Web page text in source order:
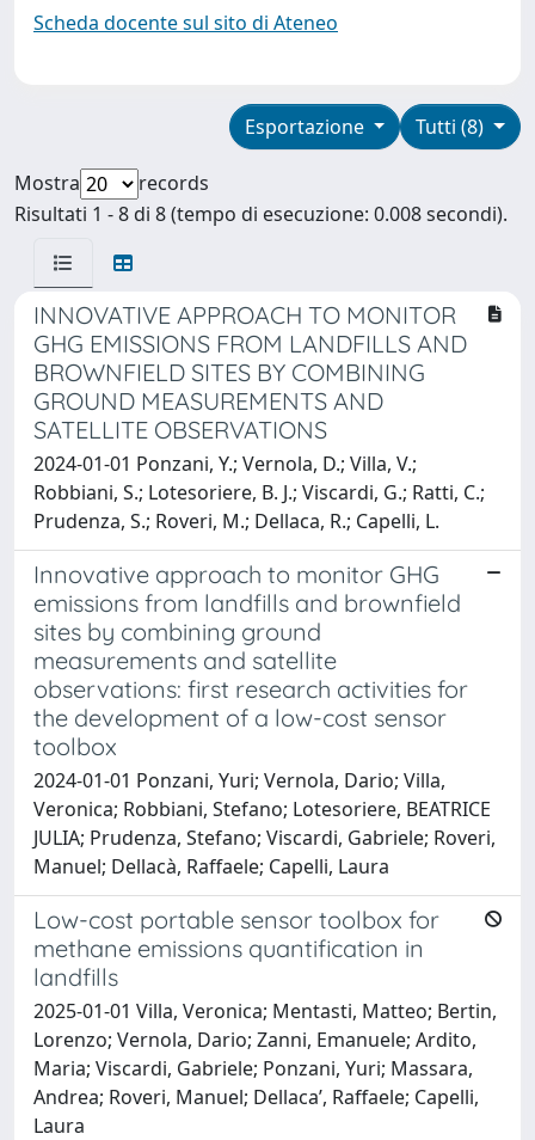
Scheda docente sul sito di Ateneo
Tutti (8)
Esportazione
Mostra
records
Risultati 1 - 8 di 8 (tempo di esecuzione: 0.008 secondi).
INNOVATIVE APPROACH TO MONITOR
GHG EMISSIONS FROM LANDFILLS AND
BROWNFIELD SITES BY COMBINING
GROUND MEASUREMENTS AND
SATELLITE OBSERVATIONS
2024-01-01 Ponzani, Y.; Vernola, D.; Villa, V.;
Robbiani, S.; Lotesoriere, B. J.; Viscardi, G.; Ratti, C.;
Prudenza, S.; Roveri, M.; Dellaca, R.; Capelli, L.
Innovative approach to monitor GHG
emissions from landfills and brownfield
sites by combining ground
measurements and satellite
observations: first research activities for
the development of a low-cost sensor
toolbox
2024-01-01 Ponzani, Yuri; Vernola, Dario; Villa,
Veronica; Robbiani, Stefano; Lotesoriere, BEATRICE
JULIA; Prudenza, Stefano; Viscardi, Gabriele; Roveri,
Manuel; Dellacà, Raffaele; Capelli, Laura
Low-cost portable sensor toolbox for
methane emissions quantification in
landfills
2025-01-01 Villa, Veronica; Mentasti, Matteo; Bertin,
Lorenzo; Vernola, Dario; Zanni, Emanuele; Ardito,
Maria; Viscardi, Gabriele; Ponzani, Yuri; Massara,
Andrea; Roveri, Manuel; Dellaca’, Raffaele; Capelli,
Laura